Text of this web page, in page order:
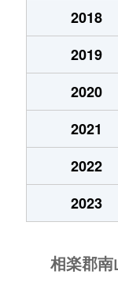
2018
2019
2020
2021
2022
2023